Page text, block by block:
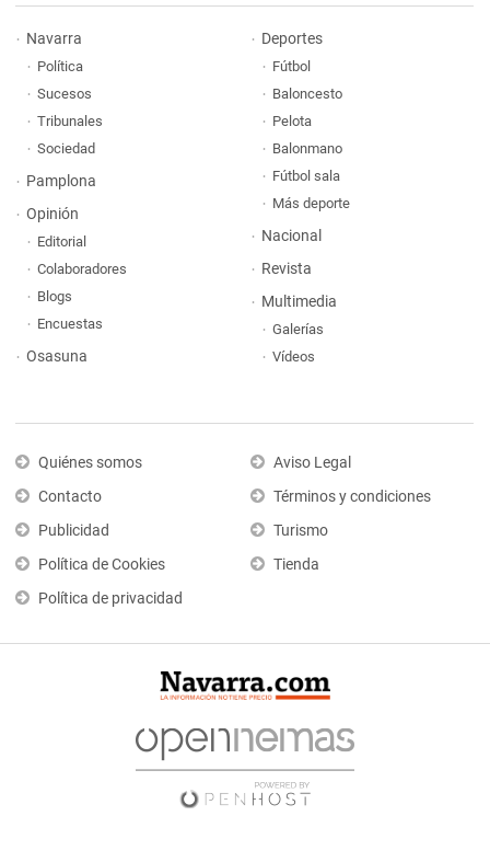
Navarra
Política
Sucesos
Tribunales
Sociedad
Pamplona
Opinión
Editorial
Colaboradores
Blogs
Encuestas
Osasuna
Deportes
Fútbol
Baloncesto
Pelota
Balonmano
Fútbol sala
Más deporte
Nacional
Revista
Multimedia
Galerías
Vídeos
Quiénes somos
Contacto
Publicidad
Política de Cookies
Política de privacidad
Aviso Legal
Términos y condiciones
Turismo
Tienda